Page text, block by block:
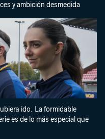
y ambición desmedida
ido. La formidable
es de lo más especial que